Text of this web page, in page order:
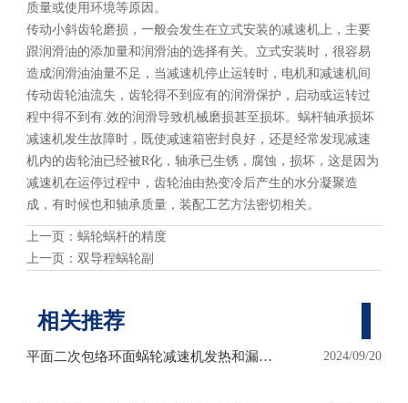
质量或使用环境等原因。
传动小斜齿轮磨损，一般会发生在立式安装的减速机上，主要
跟润滑油的添加量和润滑油的选择有关。立式安装时，很容易
造成润滑油油量不足，当减速机停止运转时，电机和减速机间
传动齿轮油流失，齿轮得不到应有的润滑保护，启动或运转过
程中得不到有.效的润滑导致机械磨损甚至损坏。蜗杆轴承损坏
减速机发生故障时，既使减速箱密封良好，还是经常发现减速
机内的齿轮油已经被R化，轴承已生锈，腐蚀，损坏，这是因为
减速机在运停过程中，齿轮油由热变冷后产生的水分凝聚造
成，有时候也和轴承质量，装配工艺方法密切相关。
上一页： 蜗轮蜗杆的精度
上一页： 双导程蜗轮副
相关推荐
平面二次包络环面蜗轮减速机发热和漏油
2024/09/20